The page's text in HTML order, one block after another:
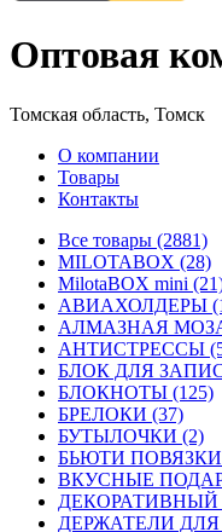
Оптовая
Томская область, Томск
О компании
Товары
Контакты
Все товары (2881)
MILOTABOX (28)
MilotaBOX mini
АВИАХОЛДЕРЫ
АЛМАЗНАЯ
АНТИСТРЕССЫ
БЛОК ДЛЯ
БЛОКНОТЫ (125)
БРЕЛОКИ (37)
БУТЫЛОЧКИ (2)
БЬЮТИ ПОВЯЗКИ
ВКУСНЫЕ
ДЕКОРАТИВНЫЙ
ДЕРЖАТЕЛИ ДЛЯ